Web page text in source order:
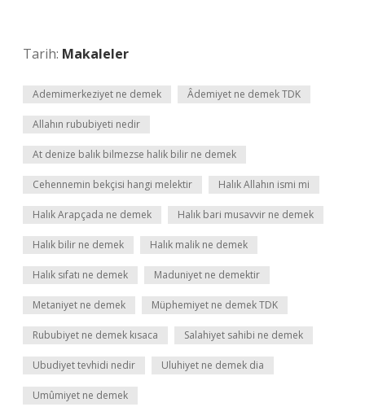
Tarih: Makaleler
Ademimerkeziyet ne demek Âdemiyet ne demek TDK
Allahın rububiyeti nedir
At denize balık bilmezse halik bilir ne demek
Cehennemin bekçisi hangi melektir Halık Allahın ismi mi
Halık Arapçada ne demek Halık bari musavvir ne demek
Halık bilir ne demek Halık malik ne demek
Halık sıfatı ne demek Maduniyet ne demektir
Metaniyet ne demek Müphemiyet ne demek TDK
Rububiyet ne demek kısaca Salahiyet sahibi ne demek
Ubudiyet tevhidi nedir Uluhiyet ne demek dia
Umûmiyet ne demek